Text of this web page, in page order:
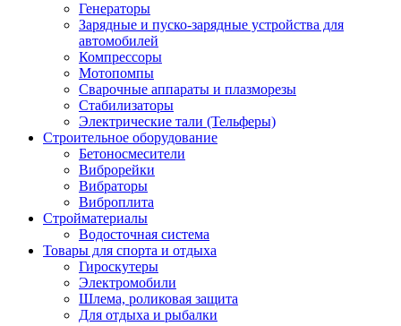
Генераторы
Зарядные и пуско-зарядные устройства для
автомобилей
Компрессоры
Мотопомпы
Сварочные аппараты и плазморезы
Стабилизаторы
Электрические тали (Тельферы)
Строительное оборудование
Бетоносмесители
Виброрейки
Вибраторы
Виброплита
Стройматериалы
Водосточная система
Товары для спорта и отдыха
Гироскутеры
Электромобили
Шлема, роликовая защита
Для отдыха и рыбалки